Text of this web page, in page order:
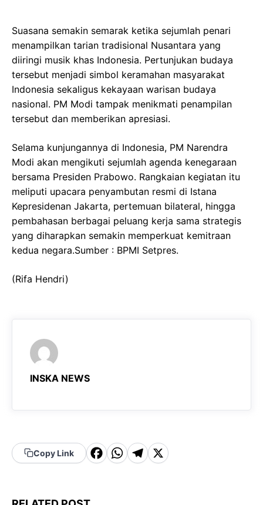
Suasana semakin semarak ketika sejumlah penari
menampilkan tarian tradisional Nusantara yang
diiringi musik khas Indonesia. Pertunjukan budaya
tersebut menjadi simbol keramahan masyarakat
Indonesia sekaligus kekayaan warisan budaya
nasional. PM Modi tampak menikmati penampilan
tersebut dan memberikan apresiasi.
Selama kunjungannya di Indonesia, PM Narendra
Modi akan mengikuti sejumlah agenda kenegaraan
bersama Presiden Prabowo. Rangkaian kegiatan itu
meliputi upacara penyambutan resmi di Istana
Kepresidenan Jakarta, pertemuan bilateral, hingga
pembahasan berbagai peluang kerja sama strategis
yang diharapkan semakin memperkuat kemitraan
kedua negara.Sumber : BPMI Setpres.
(Rifa Hendri)
INSKA NEWS
Copy Link
F WT X